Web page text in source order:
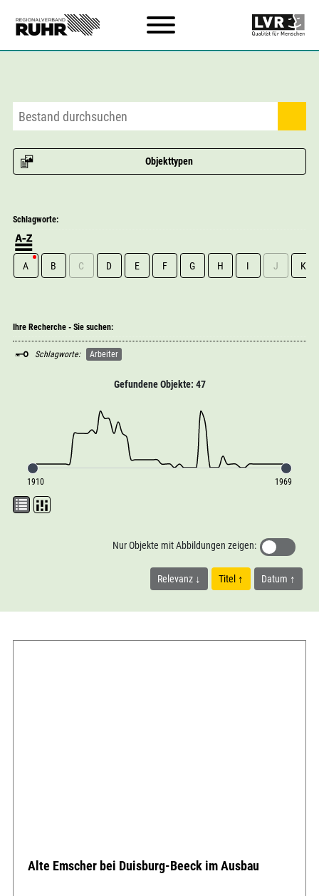
Objekttypen
Gefundene Objekte: 47
1910 1969
Relevanz Titel Datum
Nur Objekte mit Abbildungen zeigen:
Schlagworte:
A B C D E F G H I J K
Ihre Recherche - Sie suchen:
Schlagworte: Arbeiter
Alte Emscher bei Duisburg-Beeck im Ausbau